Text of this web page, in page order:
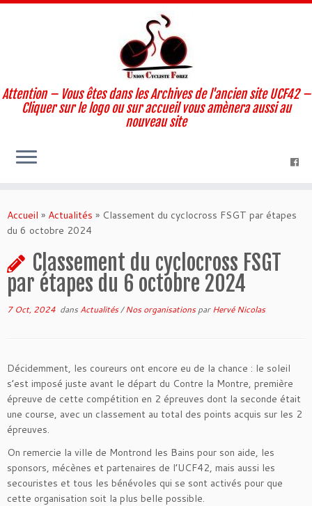
to
content
Attention – Vous êtes dans les Archives de l'ancien site UCF42 –
Cliquer sur le logo ou sur accueil vous amènera aussi au
nouveau site
Accueil » Actualités » Classement du cyclocross FSGT par étapes
du 6 octobre 2024
Classement du cyclocross FSGT
par étapes du 6 octobre 2024
7 Oct, 2024 dans Actualités/Nos organisationsparHervé Nicolas
Décidemment, les coureurs ont encore eu de la chance : le soleil
s’est imposé juste avant le départ du Contre la Montre, première
épreuve de cette compétition en 2 épreuves dont la seconde était
une course, avec un classement au total des points acquis sur les 2
épreuves.
On remercie la ville de Montrond les Bains pour son aide, les
sponsors, mécènes et partenaires de l’UCF42, mais aussi les
secouristes et tous les bénévoles qui se sont activés pour que
cette organisation soit la plus belle possible.